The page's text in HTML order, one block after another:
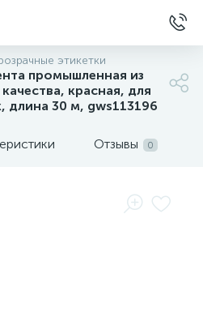
этикетки
промышленная из
красная, для
длина 30 м, gws113196
Отзывы 0